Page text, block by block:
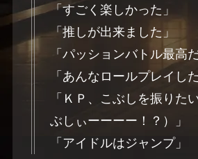
「すごく楽しかった」
「推しが出来ました」
「パッションバトル最高
「あんなロールプレイし
「ＫＰ、こぶしを振りた
ぶしぃーーーー！？）」
「アイドルはジャンプ」